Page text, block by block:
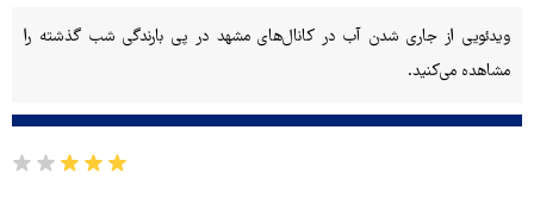
ویدئویی از جاری شدن آب در کانال‌های مشهد در پی بارندگی شب گذشته را
مشاهده می‌کنید.